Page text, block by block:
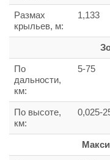
Размах
крыльев, м:
1,133
По
дальности,
км:
5-75
По высоте,
км:
0,025-